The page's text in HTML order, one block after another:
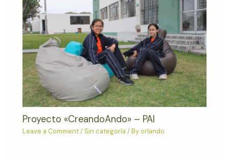
Proyecto «CreandoAndo» – PAI
Leave a Comment/ Sin categoría / Byorlando